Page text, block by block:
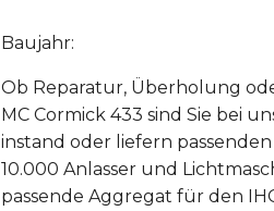
Baujahr:
Ob Reparatur, Überholung
MC Cormick 433 sind Sie bei
instand oder liefern
10.000 Anlasser und
passende Aggregat für den